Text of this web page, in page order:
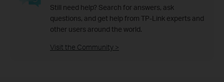
Still need help? Search for answers, ask
questions, and get help from TP-Link experts and
other users around the world.
Visit the Community >